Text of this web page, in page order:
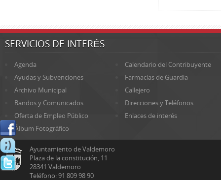
SERVICIOS DE INTERÉS
Agenda
Calendario del Contribuyente
Ayudas y Subvenciones
Farmacias de Guardia
Archivo Municipal
Callejero
Bandos y Comunicados
Direcciones y Teléfonos
Oferta de Empleo Público
Enlaces de interés
Álbum Fotográfico
Ayuntamiento de Valdemoro
Plaza de la constitución, 11
28341 Valdemoro
Teléfono: 91 809 98 90